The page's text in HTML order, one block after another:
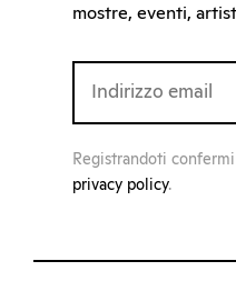
mostre, eventi,
Registrandoti
privacy policy.